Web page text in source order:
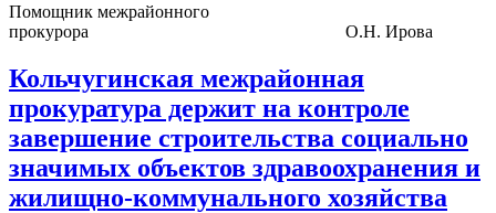
Помощник межрайонного
прокурора О.Н. Ирова
Кольчугинская межрайонная
прокуратура держит на контроле
завершение строительства социально
значимых объектов здравоохранения и
жилищно-коммунального хозяйства